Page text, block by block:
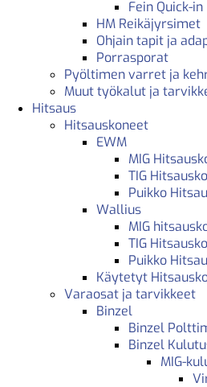
Fein Quick-in
HM Reikäjyrsimet
Ohjain tapit ja
Porrasporat
Pyöltimen varret ja
Muut työkalut ja
Hitsaus
Hitsauskoneet
EWM
MIG
TIG
Puikko
Wallius
MIG
TIG
Puikko
Käytetyt
Varaosat ja tarvikkeet
Binzel
Binzel
Binzel
MIG-